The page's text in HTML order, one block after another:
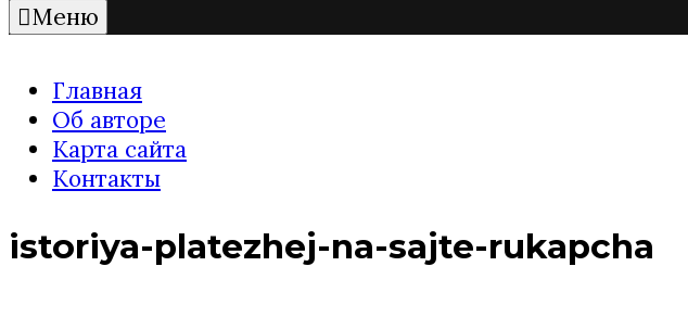
Меню
Главная
Об авторе
Карта сайта
Контакты
istoriya-platezhej-na-sajte-rukapcha